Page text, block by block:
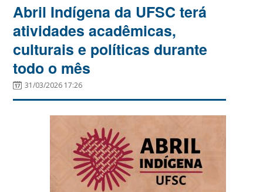
Abril Indígena da UFSC terá
atividades acadêmicas,
culturais e políticas durante
todo o mês
31/03/2026 17:26